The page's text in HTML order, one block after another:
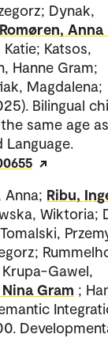
Dynak,
Romøren, Anna
Katsos,
Hanne Gram;
Magdalena;
Bilingual
same age as
Anna; Ribu,
Wiktoria;
Gawel,
Gram ;